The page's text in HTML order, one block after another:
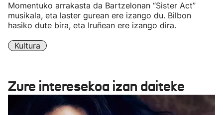
Momentuko arrakasta da Bartzelonan “Sister Act”
musikala, eta laster gurean ere izango du. Bilbon
hasiko dute bira, eta Iruñean ere izango dira.
Kultura
Zure interesekoa izan daiteke